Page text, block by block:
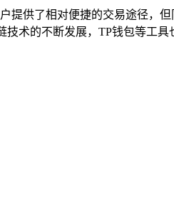
提供了相对便捷的交易途径，
术的不断发展，TP钱包等工